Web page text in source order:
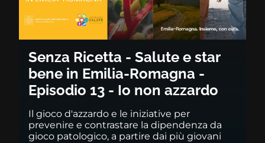
il
video
Senza Ricetta - Salute e star
bene in Emilia-Romagna -
Episodio 13 - Io non azzardo
Il gioco d'azzardo e le iniziative per
prevenire e contrastare la dipendenza da
gioco patologico, a partire dai più giovani